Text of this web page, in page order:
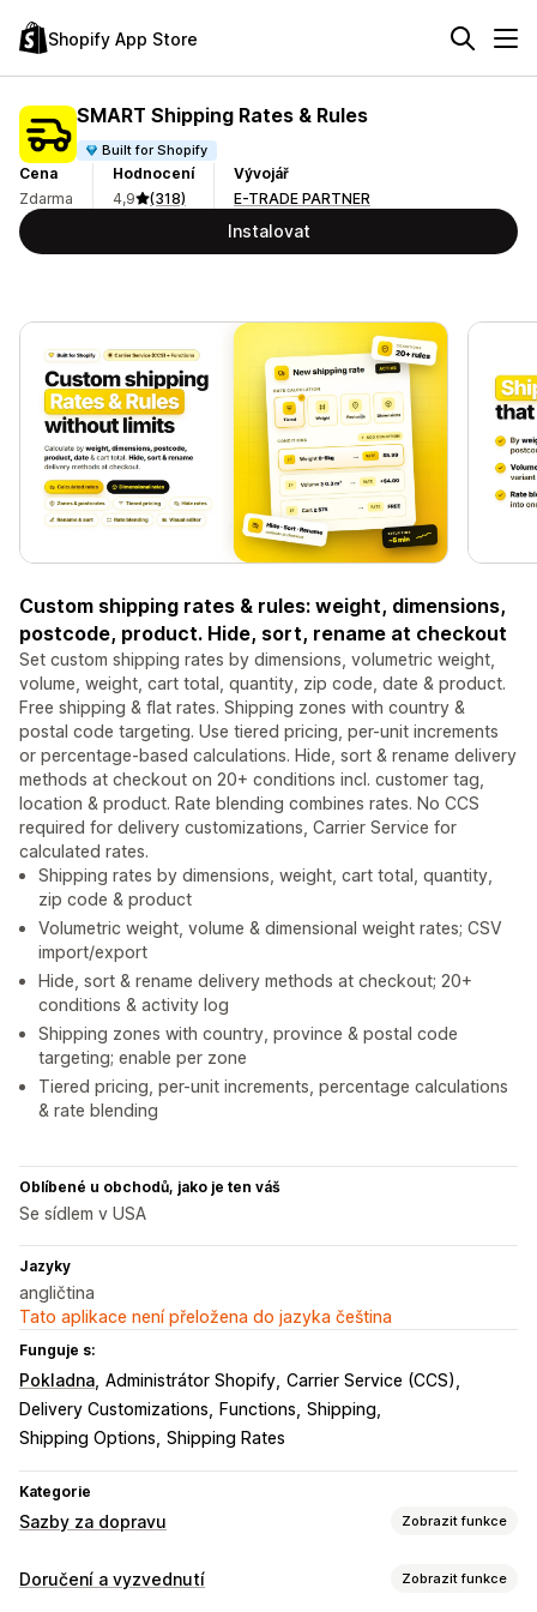
Shopify App Store
SMART Shipping Rates & Rules
Built for Shopify
Cena
Zdarma
Hodnocení
4,9
(318)
Vývojář
E-TRADE PARTNER
Instalovat
Custom shipping rates & rules: weight, dimensions,
postcode, product. Hide, sort, rename at checkout
Set custom shipping rates by dimensions, volumetric weight,
volume, weight, cart total, quantity, zip code, date & product.
Free shipping & flat rates. Shipping zones with country &
postal code targeting. Use tiered pricing, per-unit increments
or percentage-based calculations. Hide, sort & rename delivery
methods at checkout on 20+ conditions incl. customer tag,
location & product. Rate blending combines rates. No CCS
required for delivery customizations, Carrier Service for
calculated rates.
Shipping rates by dimensions, weight, cart total, quantity,
zip code & product
Volumetric weight, volume & dimensional weight rates; CSV
import/export
Hide, sort & rename delivery methods at checkout; 20+
conditions & activity log
Shipping zones with country, province & postal code
targeting; enable per zone
Tiered pricing, per-unit increments, percentage calculations
& rate blending
Oblíbené u obchodů, jako je ten váš
Se sídlem v USA
Jazyky
angličtina
Tato aplikace není přeložena do jazyka čeština
Funguje s:
Pokladna Administrátor Shopify Carrier Service (CCS)
Delivery Customizations
Functions Shipping
Shipping Options Shipping Rates
Kategorie
Sazby za dopravu Zobrazit funkce
Výpočet sazeb
Doručení a vyzvednutí Zobrazit funkce